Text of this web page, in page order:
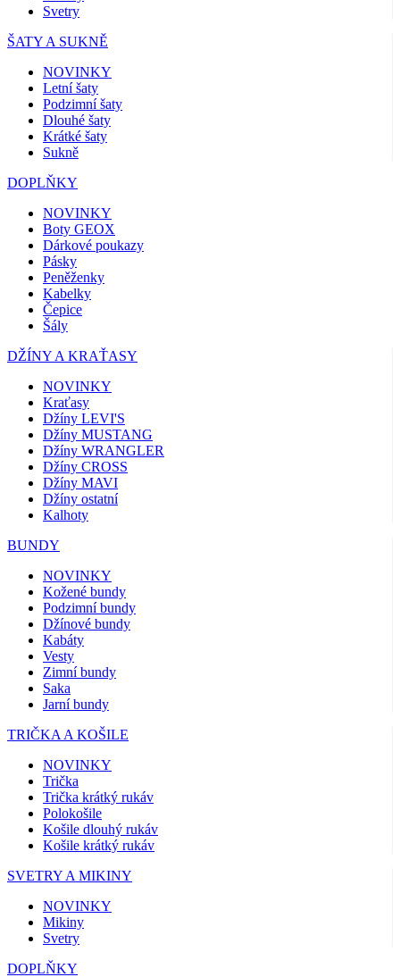
Svetry
ŠATY A SUKNĚ
NOVINKY
Letní šaty
Podzimní šaty
Dlouhé šaty
Krátké šaty
Sukně
DOPLŇKY
NOVINKY
Boty GEOX
Dárkové poukazy
Pásky
Peněženky
Kabelky
Čepice
Šály
DŽÍNY A KRAŤASY
NOVINKY
Kraťasy
Džíny LEVI'S
Džíny MUSTANG
Džíny WRANGLER
Džíny CROSS
Džíny MAVI
Džíny ostatní
Kalhoty
BUNDY
NOVINKY
Kožené bundy
Podzimní bundy
Džínové bundy
Kabáty
Vesty
Zimní bundy
Saka
Jarní bundy
TRIČKA A KOŠILE
NOVINKY
Trička
Trička krátký rukáv
Polokošile
Košile dlouhý rukáv
Košile krátký rukáv
SVETRY A MIKINY
NOVINKY
Mikiny
Svetry
DOPLŇKY